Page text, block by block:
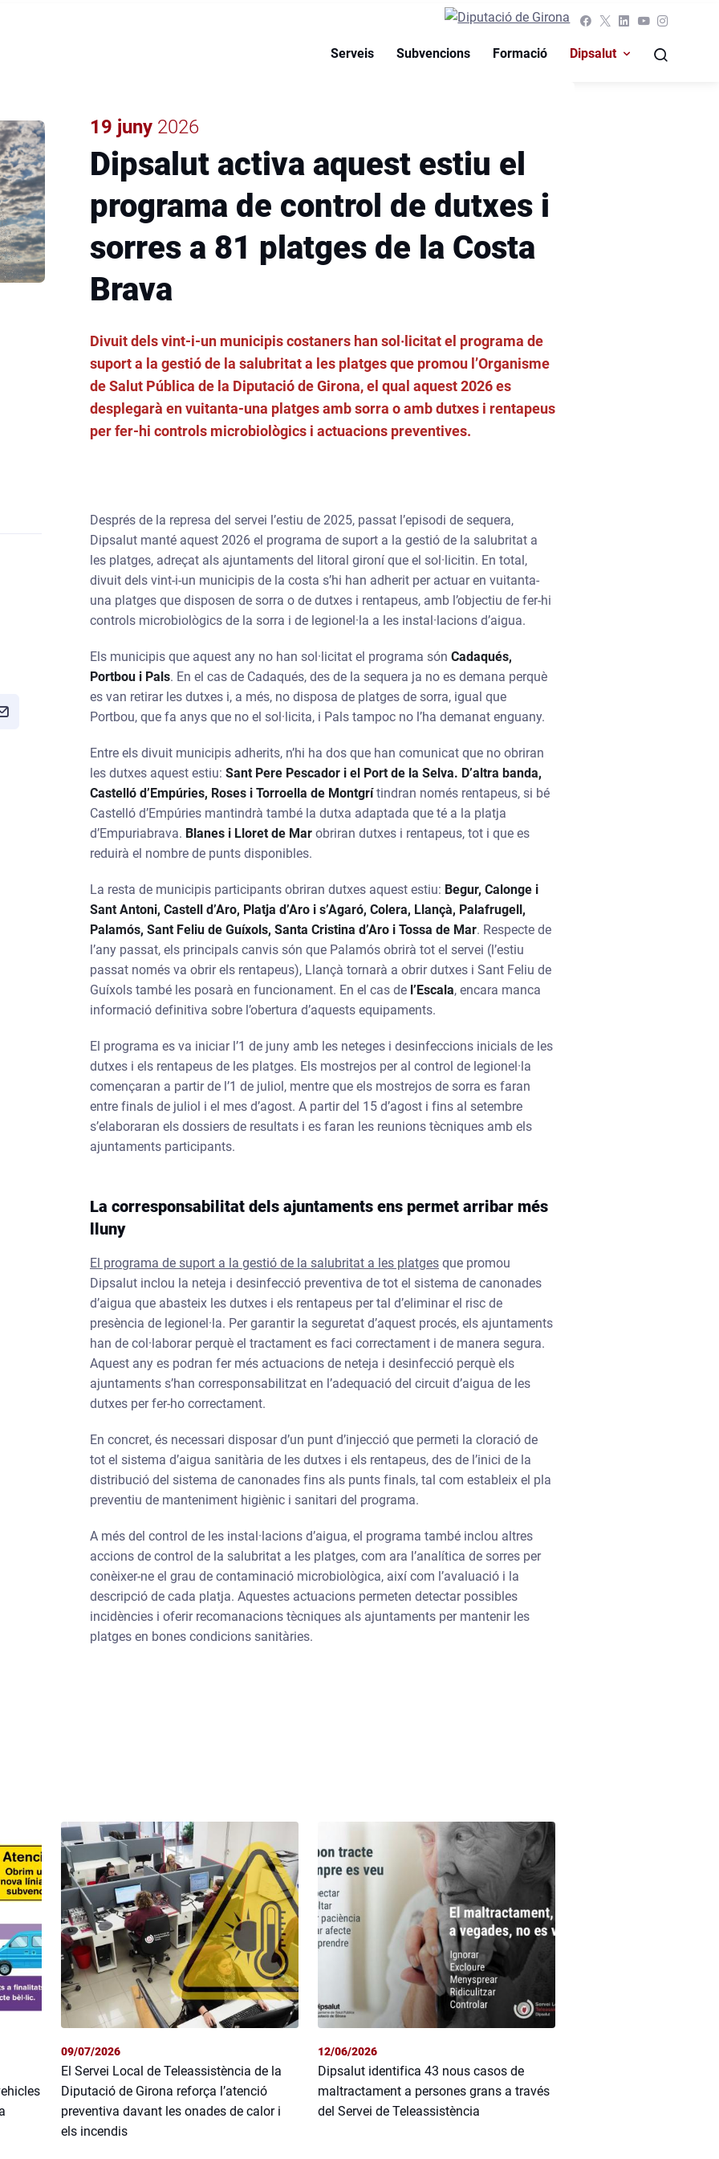
Serveis Subvencions Formació Dipsalut
19 juny 2026
Dipsalut activa aquest estiu el
programa de control de dutxes i
sorres a 81 platges de la Costa
Brava
ENTRADILLA
Divuit dels vint-i-un municipis costaners han sol·licitat el programa de
suport a la gestió de la salubritat a les platges que promou l’Organisme
de Salut Pública de la Diputació de Girona, el qual aquest 2026 es
desplegarà en vuitanta-una platges amb sorra o amb dutxes i rentapeus
per fer-hi controls microbiològics i actuacions preventives.
Després de la represa del servei l’estiu de 2025, passat l’episodi de sequera,
Dipsalut manté aquest 2026 el programa de suport a la gestió de la salubritat a
les platges, adreçat als ajuntaments del litoral gironí que el sol·licitin. En total,
divuit dels vint-i-un municipis de la costa s’hi han adherit per actuar en vuitanta-
una platges que disposen de sorra o de dutxes i rentapeus, amb l’objectiu de fer-hi
controls microbiològics de la sorra i de legionel·la a les instal·lacions d’aigua.
Els municipis que aquest any no han sol·licitat el programa són Cadaqués,
Portbou i Pals. En el cas de Cadaqués, des de la sequera ja no es demana perquè
es van retirar les dutxes i, a més, no disposa de platges de sorra, igual que
Portbou, que fa anys que no el sol·licita, i Pals tampoc no l’ha demanat enguany.
Entre els divuit municipis adherits, n’hi ha dos que han comunicat que no obriran
les dutxes aquest estiu: Sant Pere Pescador i el Port de la Selva. D’altra banda,
Castelló d’Empúries, Roses i Torroella de Montgrítindran només rentapeus, si bé
Castelló d’Empúries mantindrà també la dutxa adaptada que té a la platja
d’Empuriabrava. Blanes i Lloret de Mar obriran dutxes i rentapeus, tot i que es
reduirà el nombre de punts disponibles.
La resta de municipis participants obriran dutxes aquest estiu: Begur, Calonge i
Sant Antoni, Castell d’Aro, Platja d’Aro i s’Agaró, Colera, Llançà, Palafrugell,
Palamós, Sant Feliu de Guíxols, Santa Cristina d’Aro i Tossa de Mar. Respecte de
l’any passat, els principals canvis són que Palamós obrirà tot el servei (l’estiu
passat només va obrir els rentapeus), Llançà tornarà a obrir dutxes i Sant Feliu de
Guíxols també les posarà en funcionament. En el cas de l’Escala, encara manca
informació definitiva sobre l’obertura d’aquests equipaments.
El programa es va iniciar l’1 de juny amb les neteges i desinfeccions inicials de les
dutxes i els rentapeus de les platges. Els mostrejos per al control de legionel·la
començaran a partir de l’1 de juliol, mentre que els mostrejos de sorra es faran
entre finals de juliol i el mes d’agost. A partir del 15 d’agost i fins al setembre
s’elaboraran els dossiers de resultats i es faran les reunions tècniques amb els
ajuntaments participants.
La corresponsabilitat dels ajuntaments ens permet arribar més
lluny
El programa de suport a la gestió de la salubritat a les platgesque promou
Dipsalut inclou la neteja i desinfecció preventiva de tot el sistema de canonades
d’aigua que abasteix les dutxes i els rentapeus per tal d’eliminar el risc de
presència de legionel·la. Per garantir la seguretat d’aquest procés, els ajuntaments
han de col·laborar perquè el tractament es faci correctament i de manera segura.
Aquest any es podran fer més actuacions de neteja i desinfecció perquè els
ajuntaments s’han corresponsabilitzat en l’adequació del circuit d’aigua de les
dutxes per fer-ho correctament.
En concret, és necessari disposar d’un punt d’injecció que permeti la cloració de
tot el sistema d’aigua sanitària de les dutxes i els rentapeus, des de l’inici de la
distribució del sistema de canonades fins als punts finals, tal com estableix el pla
preventiu de manteniment higiènic i sanitari del programa.
A més del control de les instal·lacions d’aigua, el programa també inclou altres
accions de control de la salubritat a les platges, com ara l’analítica de sorres per
conèixer-ne el grau de contaminació microbiològica, així com l’avaluació i la
descripció de cada platja. Aquestes actuacions permeten detectar possibles
incidències i oferir recomanacions tècniques als ajuntaments per mantenir les
platges en bones condicions sanitàries.
09/07/2026
El Servei Local de Teleassistència de la
Diputació de Girona reforça l’atenció
preventiva davant les onades de calor i
els incendis
12/06/2026
Dipsalut identifica 43 nous casos de
maltractament a persones grans a través
del Servei de Teleassistència